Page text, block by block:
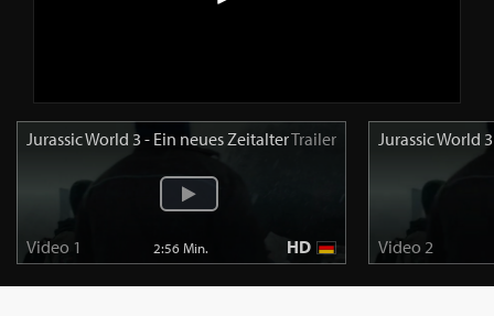
Jurassic World 3 - Ein neues ZeitalterTrailer
Video 1 2:56 Min. HD
Jurassic World
Video 2